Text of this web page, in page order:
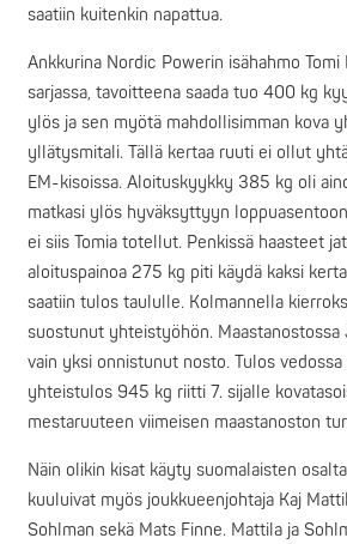
saatiin kuitenkin napattua.
Ankkurina Nordic Powerin isähahmo Tomi
sarjassa, tavoitteena saada tuo 400 kg
ylös ja sen myötä mahdollisimman kova
yllätysmitali. Tällä kertaa ruuti ei ollut
EM-kisoissa. Aloituskyykky 385 kg oli
matkasi ylös hyväksyttyyn
ei siis Tomia totellut. Penkissä haasteet
aloituspainoa 275 kg piti käydä kaksi
saatiin tulos taululle. Kolmannella
suostunut yhteistyöhön.
vain yksi onnistunut nosto. Tulos
yhteistulos 945 kg riitti 7. sijalle
mestaruuteen viimeisen maastanoston
Näin olikin kisat käyty suomalaisten
kuuluivat myös joukkueenjohtaja Kaj
Sohlman sekä Mats Finne. Mattila ja